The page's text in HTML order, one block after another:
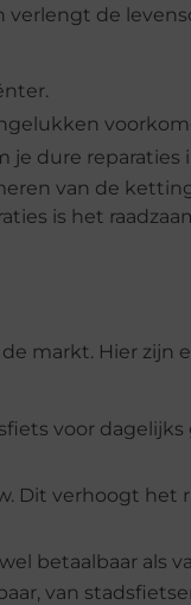
de
je dure reparaties
van de
is het
markt. Hier zijn
voor dagelijks
Dit verhoogt het
betaalbaar als
van